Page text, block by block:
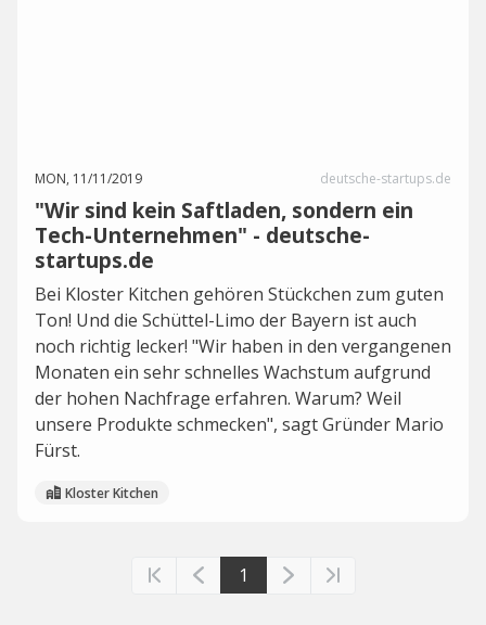
MON, 11/11/2019 deutsche-startups.de
"Wir sind kein Saftladen, sondern ein
Tech-Unternehmen" - deutsche-
startups.de
Bei Kloster Kitchen gehören Stückchen zum guten
Ton! Und die Schüttel-Limo der Bayern ist auch
noch richtig lecker! "Wir haben in den vergangenen
Monaten ein sehr schnelles Wachstum aufgrund
der hohen Nachfrage erfahren. Warum? Weil
unsere Produkte schmecken", sagt Gründer Mario
Fürst.
Kloster Kitchen
1